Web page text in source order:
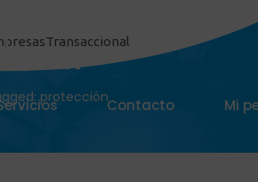
Transaccional
Contacto Mi
protección